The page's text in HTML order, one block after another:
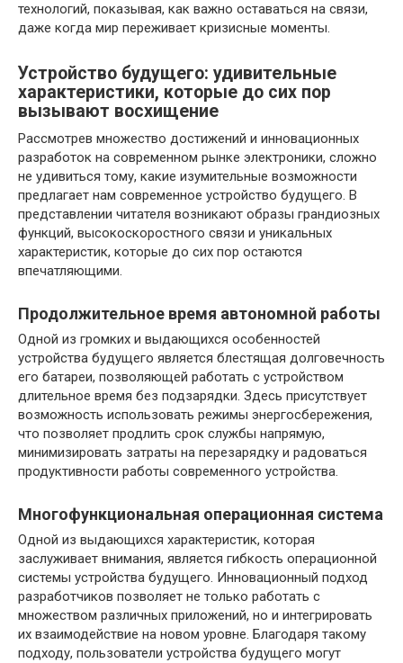
технологий, показывая, как важно оставаться на связи,
даже когда мир переживает кризисные моменты.
Устройство будущего: удивительные
характеристики, которые до сих пор
вызывают восхищение
Рассмотрев множество достижений и инновационных
разработок на современном рынке электроники, сложно
не удивиться тому, какие изумительные возможности
предлагает нам современное устройство будущего. В
представлении читателя возникают образы грандиозных
функций, высокоскоростного связи и уникальных
характеристик, которые до сих пор остаются
впечатляющими.
Продолжительное время автономной работы
Одной из громких и выдающихся особенностей
устройства будущего является блестящая долговечность
его батареи, позволяющей работать с устройством
длительное время без подзарядки. Здесь присутствует
возможность использовать режимы энергосбережения,
что позволяет продлить срок службы напрямую,
минимизировать затраты на перезарядку и радоваться
продуктивности работы современного устройства.
Многофункциональная операционная система
Одной из выдающихся характеристик, которая
заслуживает внимания, является гибкость операционной
системы устройства будущего. Инновационный подход
разработчиков позволяет не только работать с
множеством различных приложений, но и интегрировать
их взаимодействие на новом уровне. Благодаря такому
подходу, пользователи устройства будущего могут